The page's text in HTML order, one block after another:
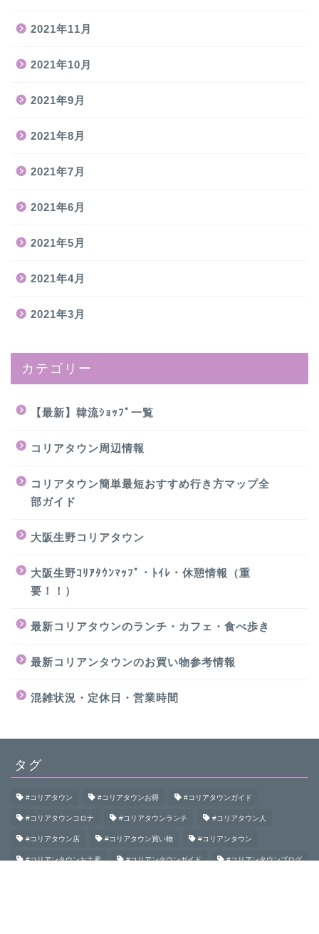
2021年11月
2021年10月
2021年9月
2021年8月
2021年7月
2021年6月
2021年5月
2021年4月
2021年3月
カテゴリー
【最新】韓流ｼｮｯﾌﾟ一覧
コリアタウン周辺情報
コリアタウン簡単最短おすすめ行き方マップ全
部ガイド
大阪生野コリアタウン
大阪生野ｺﾘｱﾀｳﾝﾏｯﾌﾟ・ﾄｲﾚ・休憩情報（重
要！！）
最新コリアタウンのランチ・カフェ・食べ歩き
最新コリアンタウンのお買い物参考情報
混雑状況・定休日・営業時間
タグ
#コリアタウン #コリアタウンお得 #コリアタウンガイド
#コリアタウンコロナ #コリアタウンランチ #コリアタウン人
#コリアタウン店 #コリアタウン買い物 #コリアンタウン
#コリアンタウンお土産 #コリアンタウンガイド #コリアンタウンブログ